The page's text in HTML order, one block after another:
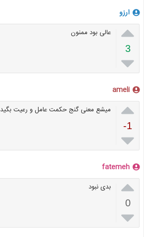
ارزو

3

عالی بود ممنون
ameli

-1

میشع معنی گنج حکمت عامل و رعیت بگید
fatemeh

0

بدی نبود